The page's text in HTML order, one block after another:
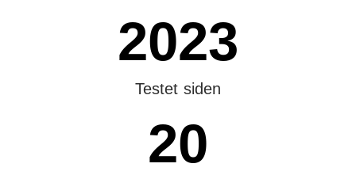
Testet siden
2023
20